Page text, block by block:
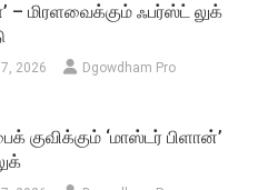
– மிரளவைக்கும் ஃபர்ஸ்ட் லுக்
2026 Dgowdham Pro
குவிக்கும் ‘மாஸ்டர் பிளான்’